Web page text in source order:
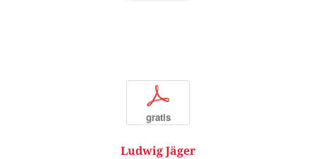
p
gratis
Ludwig Jäger